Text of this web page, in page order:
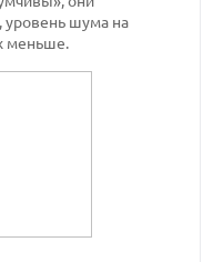
уровень шума на
меньше.